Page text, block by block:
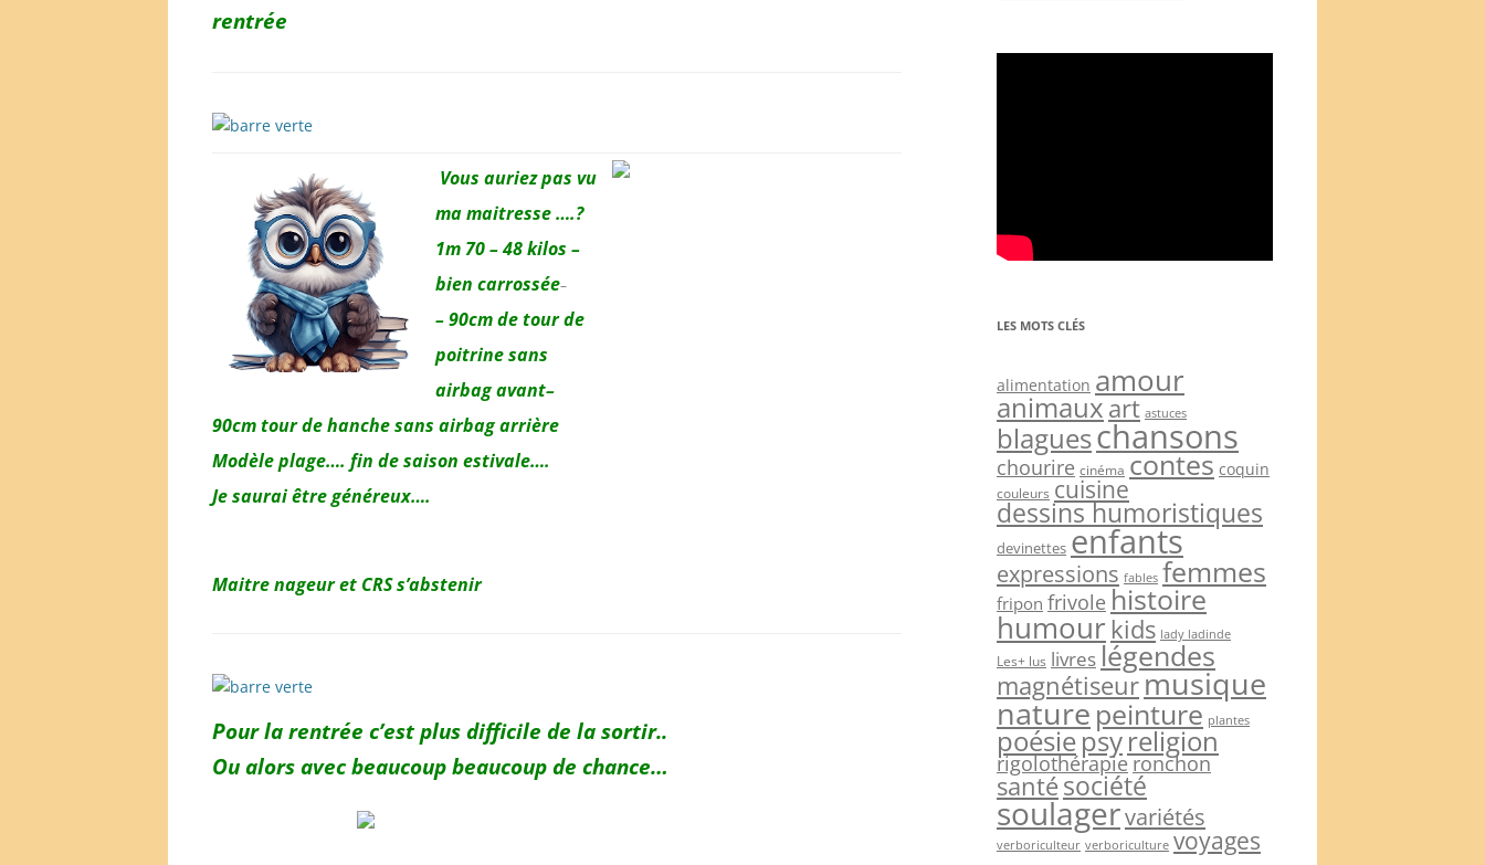
rentrée
Vous auriez pas vu
ma maitresse ….?
1m 70 – 48 kilos –
bien carrossée–
– 90cm de tour de
poitrine sans
airbag avant–
90cm tour de hanche sans airbag arrière
Modèle plage…. fin de saison estivale….
Je saurai être généreux….
Maitre nageur et CRS s’abstenir
Pour la rentrée c’est plus difficile de la sortir..
Ou alors avec beaucoup beaucoup de chance…
LES MOTS CLÉS
alimentation amour
animauxart astuces
blagueschansons
chourire cinéma contes coquin
couleurs cuisine
dessins humoristiques
devinettes enfants
expressions fables femmes
fripon frivole histoire
humour kids lady ladinde
Les+ lus livreslégendes
magnétiseurmusique
naturepeinture plantes
poésiepsyreligion
rigolothérapieronchon
santésociété
soulagervariétés
verboriculteur verboriculture voyages